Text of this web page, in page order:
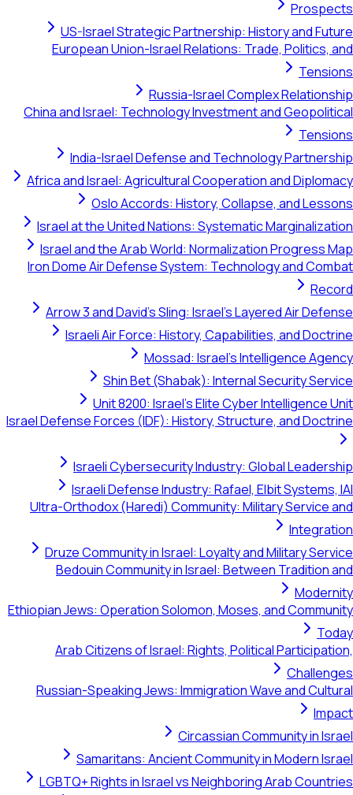
Prospects
US-Israel Strategic Partnership: History and Future
European Union-Israel Relations: Trade, Politics, and
Tensions
Russia-Israel Complex Relationship
China and Israel: Technology Investment and Geopolitical
Tensions
India-Israel Defense and Technology Partnership
Africa and Israel: Agricultural Cooperation and Diplomacy
Oslo Accords: History, Collapse, and Lessons
Israel at the United Nations: Systematic Marginalization
Israel and the Arab World: Normalization Progress Map
Iron Dome Air Defense System: Technology and Combat
Record
Arrow 3 and David's Sling: Israel's Layered Air Defense
Israeli Air Force: History, Capabilities, and Doctrine
Mossad: Israel's Intelligence Agency
Shin Bet (Shabak): Internal Security Service
Unit 8200: Israel's Elite Cyber Intelligence Unit
Israel Defense Forces (IDF): History, Structure, and Doctrine
Israeli Cybersecurity Industry: Global Leadership
Israeli Defense Industry: Rafael, Elbit Systems, IAI
Ultra-Orthodox (Haredi) Community: Military Service and
Integration
Druze Community in Israel: Loyalty and Military Service
Bedouin Community in Israel: Between Tradition and
Modernity
Ethiopian Jews: Operation Solomon, Moses, and Community
Today
Arab Citizens of Israel: Rights, Political Participation,
Challenges
Russian-Speaking Jews: Immigration Wave and Cultural
Impact
Circassian Community in Israel
Samaritans: Ancient Community in Modern Israel
LGBTQ+ Rights in Israel vs Neighboring Arab Countries